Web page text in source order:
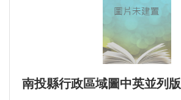
南投縣行政區域圖中英並列版